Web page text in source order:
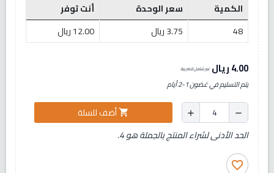
الكمية
سعر الوحدة
أنت توفر
48
3.75 ريال 12.00 ريال
4.00 ريال غير شامل للضريبة
يتم التسليم في غضون 1-2 أيام
remove
add
shopping_cartأضف للسلة
الحد الأدنى لشراء المنتج بالجملة هو 4.
favorite_border